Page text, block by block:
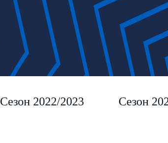
Сезон 2022/2023 Сезон